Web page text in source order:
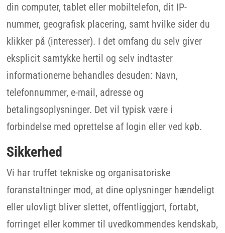
din computer, tablet eller mobiltelefon, dit IP-
nummer, geografisk placering, samt hvilke sider du
klikker på (interesser). I det omfang du selv giver
eksplicit samtykke hertil og selv indtaster
informationerne behandles desuden: Navn,
telefonnummer, e-mail, adresse og
betalingsoplysninger. Det vil typisk være i
forbindelse med oprettelse af login eller ved køb.
Sikkerhed
Vi har truffet tekniske og organisatoriske
foranstaltninger mod, at dine oplysninger hændeligt
eller ulovligt bliver slettet, offentliggjort, fortabt,
forringet eller kommer til uvedkommendes kendskab,